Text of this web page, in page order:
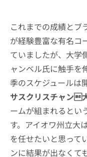
これまでの成績とブ
が経験豊富な有名コ
ていましたが、大学
ャンベル氏に触手を
季のスケジュールは
サスクリスチャン
ームが組まれるとい
す。アイオワ州立大
を任せたいと思って
ンに結果が出なくて